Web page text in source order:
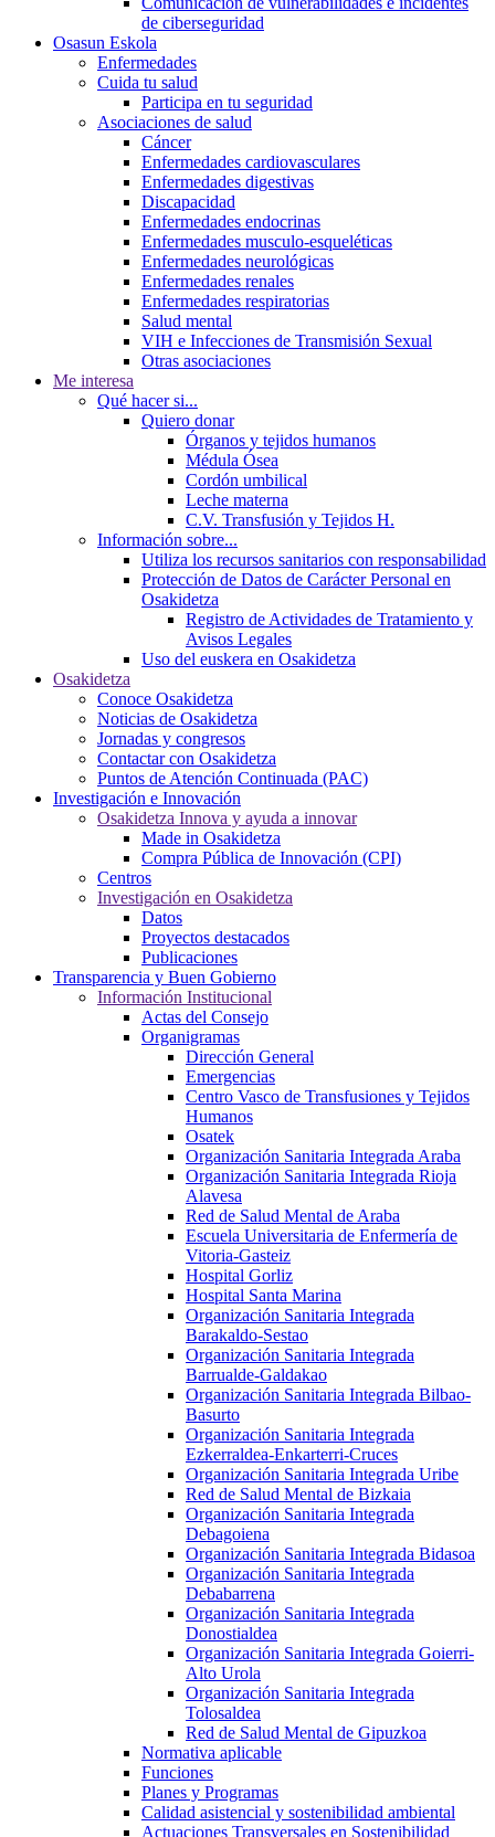
de ciberseguridad
Osasun Eskola
Enfermedades
Cuida tu salud
Participa en tu seguridad
Asociaciones de salud
Cáncer
Enfermedades cardiovasculares
Enfermedades digestivas
Discapacidad
Enfermedades endocrinas
Enfermedades musculo-esqueléticas
Enfermedades neurológicas
Enfermedades renales
Enfermedades respiratorias
Salud mental
VIH e Infecciones de Transmisión Sexual
Otras asociaciones
Me interesa
Qué hacer si...
Quiero donar
Órganos y tejidos humanos
Médula Ósea
Cordón umbilical
Leche materna
C.V. Transfusión y Tejidos H.
Información sobre...
Utiliza los recursos sanitarios con responsabilidad
Protección de Datos de Carácter Personal en
Osakidetza
Registro de Actividades de Tratamiento y
Avisos Legales
Uso del euskera en Osakidetza
Osakidetza
Conoce Osakidetza
Noticias de Osakidetza
Jornadas y congresos
Contactar con Osakidetza
Puntos de Atención Continuada (PAC)
Investigación e Innovación
Osakidetza Innova y ayuda a innovar
Made in Osakidetza
Compra Pública de Innovación (CPI)
Centros
Investigación en Osakidetza
Datos
Proyectos destacados
Publicaciones
Transparencia y Buen Gobierno
Información Institucional
Actas del Consejo
Organigramas
Dirección General
Emergencias
Centro Vasco de Transfusiones y Tejidos
Humanos
Osatek
Organización Sanitaria Integrada Araba
Organización Sanitaria Integrada Rioja
Alavesa
Red de Salud Mental de Araba
Escuela Universitaria de Enfermería de
Vitoria-Gasteiz
Hospital Gorliz
Hospital Santa Marina
Organización Sanitaria Integrada
Barakaldo-Sestao
Organización Sanitaria Integrada
Barrualde-Galdakao
Organización Sanitaria Integrada Bilbao-
Basurto
Organización Sanitaria Integrada
Ezkerraldea-Enkarterri-Cruces
Organización Sanitaria Integrada Uribe
Red de Salud Mental de Bizkaia
Organización Sanitaria Integrada
Debagoiena
Organización Sanitaria Integrada Bidasoa
Organización Sanitaria Integrada
Debabarrena
Organización Sanitaria Integrada
Donostialdea
Organización Sanitaria Integrada Goierri-
Alto Urola
Organización Sanitaria Integrada
Tolosaldea
Red de Salud Mental de Gipuzkoa
Normativa aplicable
Funciones
Planes y Programas
Calidad asistencial y sostenibilidad ambiental
Actuaciones Transversales en Sostenibilidad